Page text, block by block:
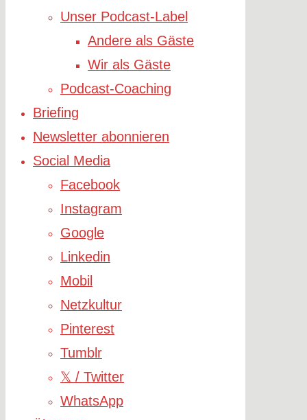
Unser Podcast-Label
Andere als Gäste
Wir als Gäste
Podcast-Coaching
Briefing
Newsletter abonnieren
Social Media
Facebook
Instagram
Google
Linkedin
Mobil
Netzkultur
Pinterest
Tumblr
𝕏 / Twitter
WhatsApp